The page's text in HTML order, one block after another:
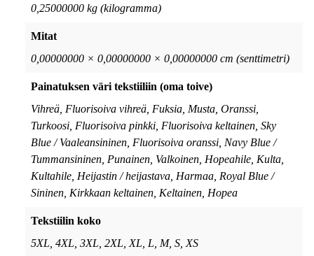
0,25000000 kg (kilogramma)
Mitat
0,00000000 × 0,00000000 × 0,00000000 cm (senttimetri)
Painatuksen väri tekstiiliin (oma toive)
Vihreä, Fluorisoiva vihreä, Fuksia, Musta, Oranssi,
Turkoosi, Fluorisoiva pinkki, Fluorisoiva keltainen, Sky
Blue / Vaaleansininen, Fluorisoiva oranssi, Navy Blue /
Tummansininen, Punainen, Valkoinen, Hopeahile, Kulta,
Kultahile, Heijastin / heijastava, Harmaa, Royal Blue /
Sininen, Kirkkaan keltainen, Keltainen, Hopea
Tekstiilin koko
5XL, 4XL, 3XL, 2XL, XL, L, M, S, XS